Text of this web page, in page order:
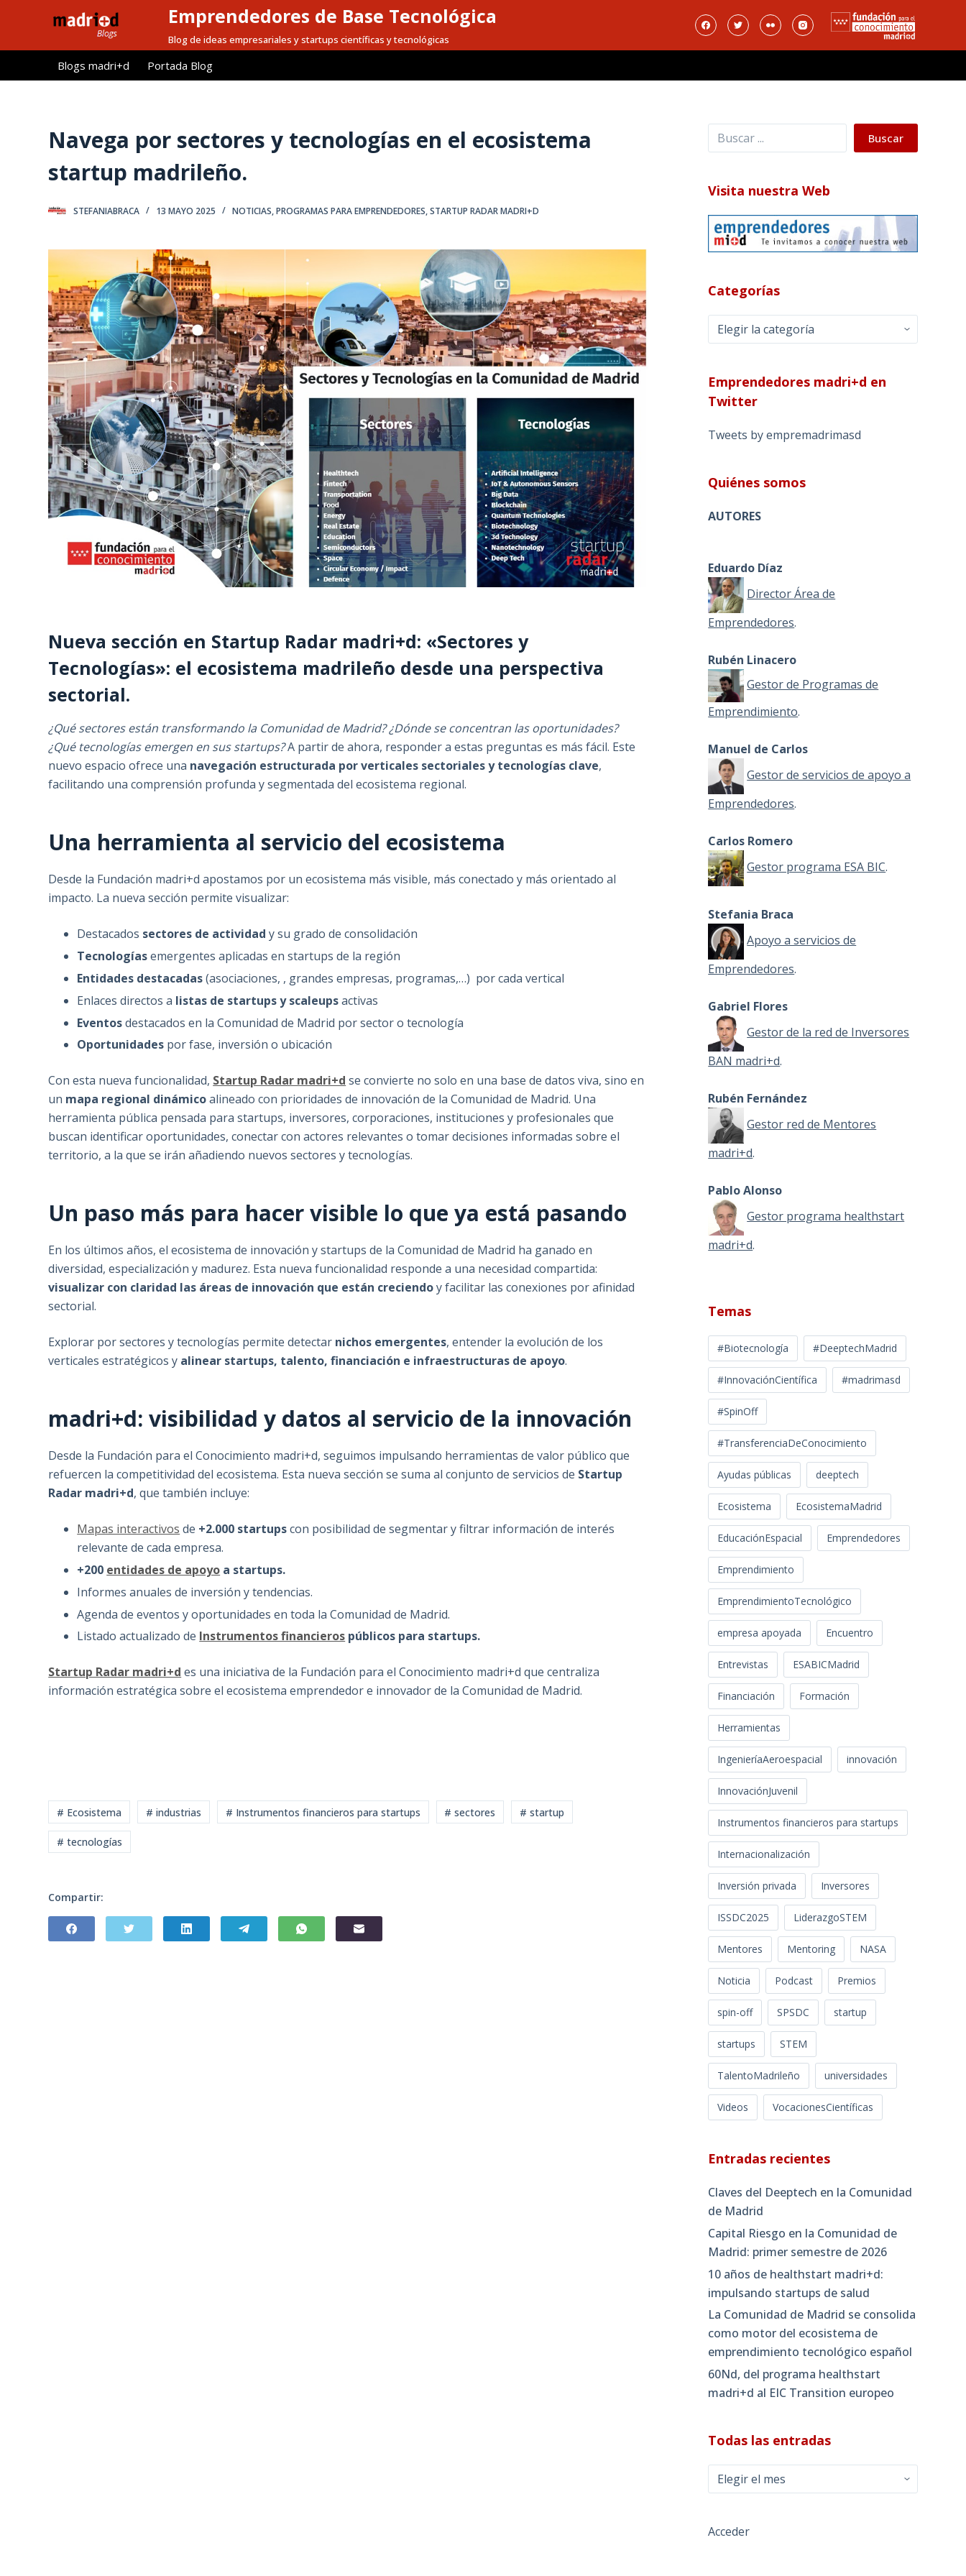
l
Emprendedores de Base Tecnológica
Blog de ideas empresariales y startups científicas y tecnológicas
Blogs madri+d Portada Blog
Navega por sectores y tecnologías en el ecosistema
startup madrileño.
STEFANIABRACA 13 MAYO 2025 NOTICIAS,PROGRAMAS PARA EMPRENDEDORES,STARTUP RADAR MADRI+D
Nueva sección en Startup Radar madri+d: «Sectores y
Tecnologías»: el ecosistema madrileño desde una perspectiva
sectorial.
¿Qué sectores están transformando la Comunidad de Madrid? ¿Dónde se concentran las oportunidades?
¿Qué tecnologías emergen en sus startups?A partir de ahora, responder a estas preguntas es más fácil. Este
nuevo espacio ofrece una navegación estructurada por verticales sectoriales y tecnologías clave,
facilitando una comprensión profunda y segmentada del ecosistema regional.
Una herramienta al servicio del ecosistema
Desde la Fundación madri+d apostamos por un ecosistema más visible, más conectado y más orientado al
impacto. La nueva sección permite visualizar:
Destacados sectores de actividad y su grado de consolidación
Tecnologíasemergentes aplicadas en startups de la región
Entidades destacadas(asociaciones, , grandes empresas, programas,…) por cada vertical
Enlaces directos a listas de startups y scaleupsactivas
Eventosdestacados en la Comunidad de Madrid por sector o tecnología
Oportunidades por fase, inversión o ubicación
Con esta nueva funcionalidad, Startup Radar madri+d se convierte no solo en una base de datos viva, sino en
un mapa regional dinámicoalineado con prioridades de innovación de la Comunidad de Madrid. Una
herramienta pública pensada para startups, inversores, corporaciones, instituciones y profesionales que
buscan identificar oportunidades, conectar con actores relevantes o tomar decisiones informadas sobre el
territorio, a la que se irán añadiendo nuevos sectores y tecnologías.
Un paso más para hacer visible lo que ya está pasando
En los últimos años, el ecosistema de innovación y startups de la Comunidad de Madrid ha ganado en
diversidad, especialización y madurez. Esta nueva funcionalidad responde a una necesidad compartida:
visualizar con claridad las áreas de innovación que están creciendoy facilitar las conexiones por afinidad
sectorial.
Explorar por sectores y tecnologías permite detectar nichos emergentes, entender la evolución de los
verticales estratégicos y alinear startups, talento, financiación e infraestructuras de apoyo.
madri+d: visibilidad y datos al servicio de la innovación
Desde la Fundación para el Conocimiento madri+d, seguimos impulsando herramientas de valor público que
refuercen la competitividad del ecosistema. Esta nueva sección se suma al conjunto de servicios de Startup
Radar madri+d, que también incluye:
Mapas interactivos de +2.000 startupscon posibilidad de segmentar y filtrar información de interés
relevante de cada empresa.
+200 entidades de apoyo a startups.
Informes anuales de inversión y tendencias.
Agenda de eventos y oportunidades en toda la Comunidad de Madrid.
Listado actualizado de Instrumentos financieros públicos para startups.
Startup Radar madri+d es una iniciativa de la Fundación para el Conocimiento madri+d que centraliza
información estratégica sobre el ecosistema emprendedor e innovador de la Comunidad de Madrid.
# Ecosistema # industrias # Instrumentos financieros para startups # sectores # startup
# tecnologías
Compartir:
Buscar Buscar
Visita nuestra Web
Categorías
Categorías
Emprendedores madri+d en
Twitter
Tweets by empremadrimasd
Quiénes somos
AUTORES
Eduardo Díaz
Director Área de
Emprendedores.
Rubén Linacero
Gestor de Programas de
Emprendimiento.
Manuel de Carlos
Gestor de servicios de apoyo a
Emprendedores.
Carlos Romero
Gestor programa ESA BIC.
Stefania Braca
Apoyo a servicios de
Emprendedores.
Gabriel Flores
Gestor de la red de Inversores
BAN madri+d.
Rubén Fernández
Gestor red de Mentores
madri+d.
Pablo Alonso
Gestor programa healthstart
madri+d.
Temas
#Biotecnología #DeeptechMadrid
#InnovaciónCientífica #madrimasd
#SpinOff
#TransferenciaDeConocimiento
Ayudas públicas deeptech
Ecosistema EcosistemaMadrid
EducaciónEspacial Emprendedores
Emprendimiento
EmprendimientoTecnológico
empresa apoyada Encuentro
Entrevistas ESABICMadrid
Financiación Formación
Herramientas
IngenieríaAeroespacial innovación
InnovaciónJuvenil
Instrumentos financieros para startups
Internacionalización
Inversión privada Inversores
ISSDC2025 LiderazgoSTEM
Mentores Mentoring NASA
Noticia Podcast Premios
spin-off SPSDC startup
startups STEM
TalentoMadrileño universidades
Videos VocacionesCientíficas
Entradas recientes
Claves del Deeptech en la Comunidad
de Madrid
Capital Riesgo en la Comunidad de
Madrid: primer semestre de 2026
10 años de healthstart madri+d:
impulsando startups de salud
La Comunidad de Madrid se consolida
como motor del ecosistema de
emprendimiento tecnológico español
60Nd, del programa healthstart
madri+d al EIC Transition europeo
Todas las entradas
Todas
las
Acceder